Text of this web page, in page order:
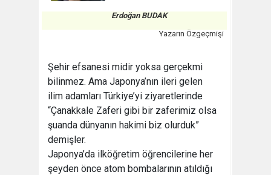
Erdoğan BUDAK
Yazarın Özgeçmişi
Şehir efsanesi midir yoksa gerçekmi
bilinmez. Ama Japonya’nın ileri gelen
ilim adamları Türkiye’yi ziyaretlerinde
“Çanakkale Zaferi gibi bir zaferimiz olsa
şuanda dünyanın hakimi biz olurduk”
demişler.
Japonya’da ilköğretim öğrencilerine her
şeyden önce atom bombalarının atıldığı